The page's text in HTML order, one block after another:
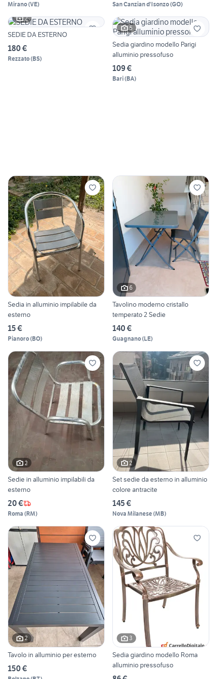
Mirano(VE) San Canzian d'Isonzo(GO)
2
SEDIE DA ESTERNO
180 €
Rezzato(BS)
5
Sedia giardino modello Parigi
alluminio pressofuso
109 €
Bari(BA)
Sedia in alluminio impilabile da
esterno
15 €
Pianoro(BO)
6
Tavolino moderno cristallo
temperato 2 Sedie
140 €
Guagnano(LE)
2
Sedie in alluminio impilabili da
esterno
20 €
Roma (RM)
2
Set sedie da esterno in alluminio
colore antracite
145 €
Nova Milanese(MB)
2
Tavolo in alluminio per esterno
150 €
3
Sedia giardino modello Roma
alluminio pressofuso